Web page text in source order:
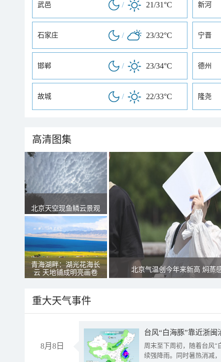
武邑 / 21/31°C 新河
石家庄 / 23/32°C 宁晋
邯郸 / 23/34°C 德州
故城 / 22/33°C 隆尧
高清图集
北京天空现鱼鳞云景观
青海湖畔：湖光花海长
云 天地铺成明亮画卷
北京气温创今年来新高 焖蒸
重大天气事件
8月8日
台风“白海豚”靠近浙
周末至下周初，随着台风“
续强降雨。同时暑热消减